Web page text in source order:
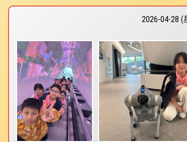
2026-04-28 (